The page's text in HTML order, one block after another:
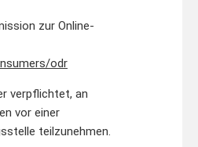
zur Online-
odr
verpflichtet, an
vor einer
teilzunehmen.